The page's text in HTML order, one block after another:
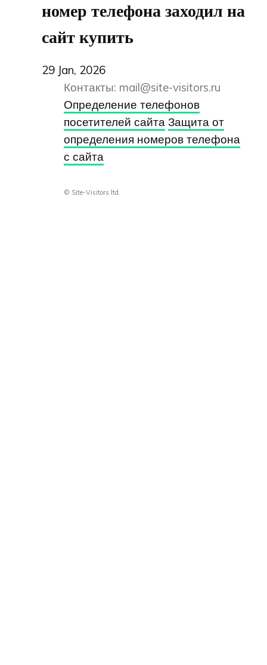
номер телефона заходил на
сайт купить
29 Jan, 2026
Контакты: mail@site-visitors.ru
Определение телефонов
посетителей сайта Защита от
определения номеров телефона
с сайта
© Site-Visitors ltd.